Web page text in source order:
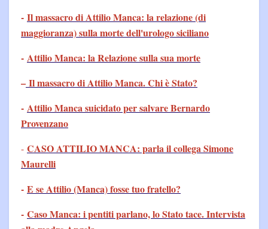
- Il massacro di Attilio Manca: la relazione (di
maggioranza) sulla morte dell'urologo siciliano
- Attilio Manca: la Relazione sulla sua morte
– Il massacro di Attilio Manca. Chi è Stato?
- Attilio Manca suicidato per salvare Bernardo
Provenzano
- CASO ATTILIO MANCA: parla il collega Simone
Maurelli
- E se Attilio (Manca) fosse tuo fratello?
- Caso Manca: i pentiti parlano, lo Stato tace. Intervista